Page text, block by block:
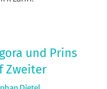
Wieseck,
Gießen-
und Prins
Zweiter